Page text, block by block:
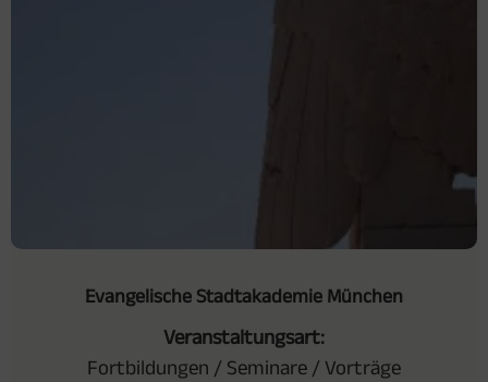
Evangelische Stadtakademie München
Veranstaltungsart:
Fortbildungen / Seminare / Vorträge